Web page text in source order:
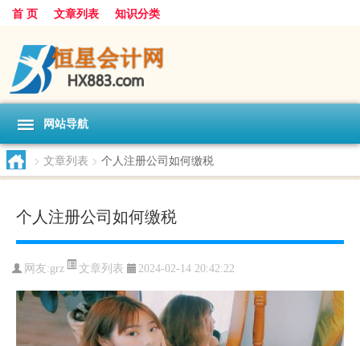
首 页 文章列表 知识分类
网站导航
> 文章列表 > 个人注册公司如何缴税
个人注册公司如何缴税
网友:grz 文章列表 2024-02-14 20:42:22